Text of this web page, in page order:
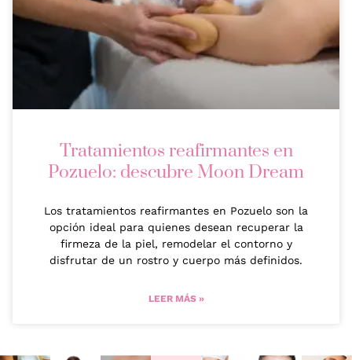
Tratamientos reafirmantes en
Pozuelo: descubre Moon Dream
Los tratamientos reafirmantes en Pozuelo son la
opción ideal para quienes desean recuperar la
firmeza de la piel, remodelar el contorno y
disfrutar de un rostro y cuerpo más definidos.
LEER MÁS »